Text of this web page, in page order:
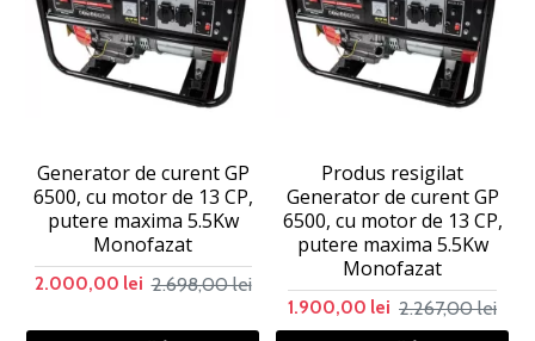
Generator de curent GP
6500, cu motor de 13 CP,
putere maxima 5.5Kw
Monofazat
2.000,00 lei 2.698,00 lei
Produs resigilat
Generator de curent GP
6500, cu motor de 13 CP,
putere maxima 5.5Kw
Monofazat
1.900,00 lei 2.267,00 lei